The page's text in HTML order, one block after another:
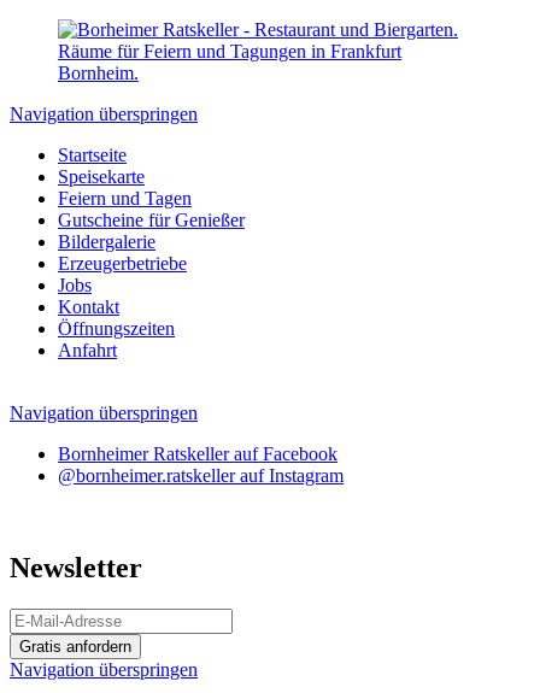
Navigation überspringen
Startseite
Speisekarte
Feiern und Tagen
Gutscheine für Genießer
Bildergalerie
Erzeugerbetriebe
Jobs
Kontakt
Öffnungszeiten
Anfahrt
Navigation überspringen
Bornheimer Ratskeller auf Facebook
@bornheimer.ratskeller auf Instagram
Newsletter
Gratis anfordern
Navigation überspringen